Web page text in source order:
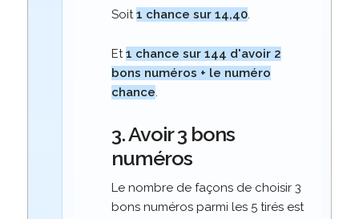
Soit1 chance sur 14,40.
Et1 chance sur 144 d'avoir 2
bons numéros + le numéro
chance.
3. Avoir 3 bons
numéros
Le nombre de façons de choisir 3
bons numéros parmi les 5 tirés est